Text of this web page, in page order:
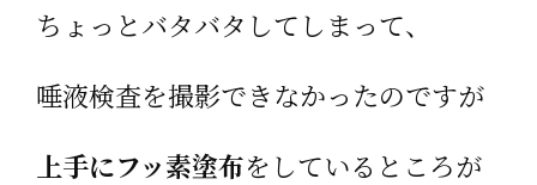
ちょっとバタバタしてしまって、
唾液検査を撮影できなかったのですが
上手にフッ素塗布をしているところが